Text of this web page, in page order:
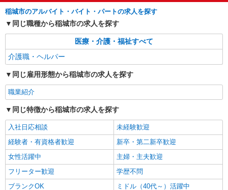
キープ 詳細を見る
株式会社kotrio /●TC-H-1882991
りなど/稲城駅
時給1600円〜2250円 ＜日払い有/週払い有/交
通費全支給(ガソリン代含む)＞
稲城市 ＊最寄り駅：稲城
キープ 詳細を見る
派遣社員
株式会社kotrio /●TC-H-1882939
レア＊欠員により急募！シニア向けマンション
稲城市のアルバイト・バイト・パートの求人を探す
同じ職種から稲城市の求人を探す
医療・介護・福祉すべて
介護職・ヘルパー
同じ雇用形態から稲城市の求人を探す
職業紹介
同じ特徴から稲城市の求人を探す
入社日応相談
未経験歓迎
経験者・有資格者歓迎
新卒・第二新卒歓迎
女性活躍中
主婦・主夫歓迎
フリーター歓迎
学歴不問
ブランクOK
ミドル（40代～）活躍中